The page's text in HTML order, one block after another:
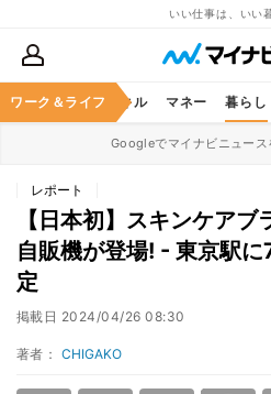
いい仕事は、いい
ワーク＆ライフ
ア ビジネススキル マネー 暮らし
Googleでマイナビニュー
レポート
【日本初】スキンケア
自販機が登場! - 東京駅
定
掲載日 2024/04/26 08:30
著者： CHIGAKO